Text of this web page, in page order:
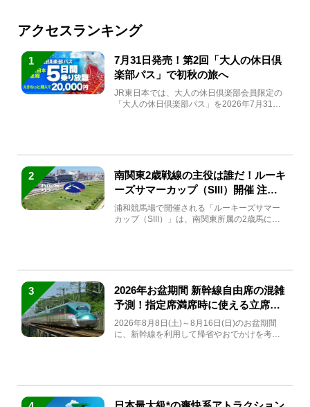
アクセスランキング
1
7月31日発売！第2回「大人の休日倶
楽部パス」で初秋の旅へ
JR東日本では、大人の休日倶楽部会員限定の
「大人の休日倶楽部パス」を2026年7月31日
2
南関東2歳戦線の主役は誰だ！ルーキ
ーズサマーカップ（SIII）開催 注目
馬と見どころをチェック
浦和競馬場で開催される「ルーキーズサマー
カップ（SIII）」は、南関東所属の2歳馬によ
3
2026年お盆期間 新幹線自由席の混雑
予測！指定席満席時に使える立席特
急券も解説
2026年8月8日(土)～8月16日(日)のお盆期間
に、新幹線を利用して帰省やおでかけを考え